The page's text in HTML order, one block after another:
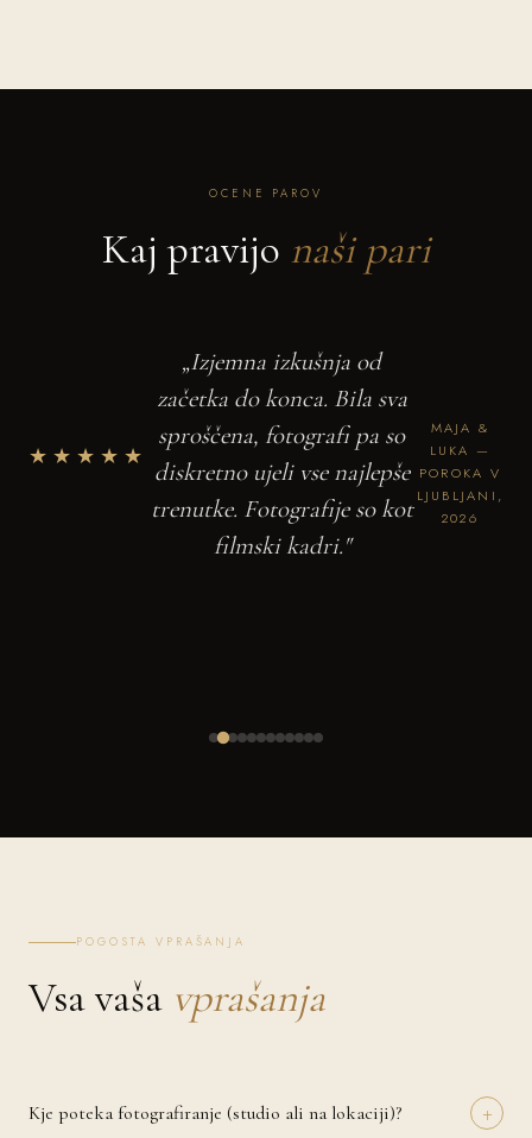
OCENE PAROV
Kaj pravijo naši pari
★★★★★
„Izjemna izkušnja od
začetka do konca. Bila sva
sproščena, fotografi pa so
diskretno ujeli vse najlepše
trenutke. Fotografije so kot
filmski kadri."
MAJA &
LUKA —
POROKA V
LJUBLJANI,
2026
POGOSTA VPRAŠANJA
Vsa vaša vprašanja
Kje poteka fotografiranje (studio ali na lokaciji)? +